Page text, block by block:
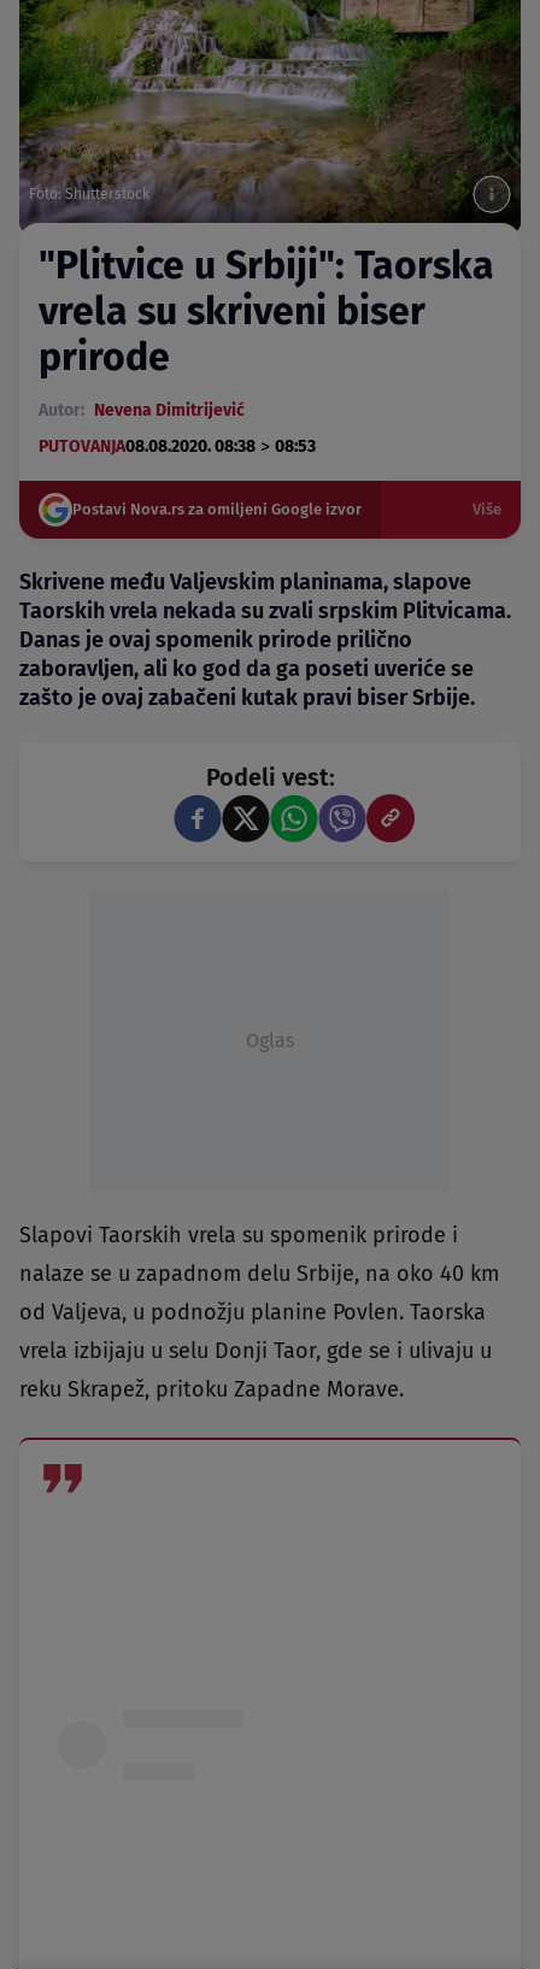
Foto: Shutterstock
"Plitvice u Srbiji": Taorska
vrela su skriveni biser
prirode
Autor: Nevena Dimitrijević
PUTOVANJA08.08.2020. 08:38 > 08:53
Postavi Nova.rs za omiljeni Google izvor Više
Skrivene među Valjevskim planinama, slapove
Taorskih vrela nekada su zvali srpskim Plitvicama.
Danas je ovaj spomenik prirode prilično
zaboravljen, ali ko god da ga poseti uveriće se
zašto je ovaj zabačeni kutak pravi biser Srbije.
Podeli vest:
Oglas
Slapovi Taorskih vrela su spomenik prirode i
nalaze se u zapadnom delu Srbije, na oko 40 km
od Valjeva, u podnožju planine Povlen. Taorska
vrela izbijaju u selu Donji Taor, gde se i ulivaju u
reku Skrapež, pritoku Zapadne Morave.